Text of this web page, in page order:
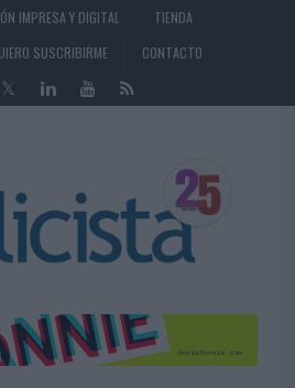
IMPRESA Y DIGITAL
TIENDA
SUSCRIBIRME CONTACTO